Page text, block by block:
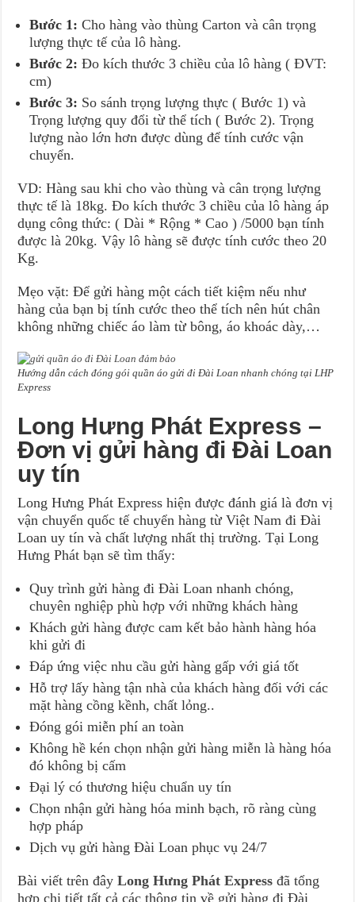
Bước 1: Cho hàng vào thùng Carton và cân trọng
lượng thực tế của lô hàng.
Bước 2: Đo kích thước 3 chiều của lô hàng ( ĐVT:
cm)
Bước 3: So sánh trọng lượng thực ( Bước 1) và
Trọng lượng quy đổi từ thể tích ( Bước 2). Trọng
lượng nào lớn hơn được dùng để tính cước vận
chuyển.
VD: Hàng sau khi cho vào thùng và cân trọng lượng
thực tế là 18kg. Đo kích thước 3 chiều của lô hàng áp
dụng công thức: ( Dài * Rộng * Cao ) /5000 bạn tính
được là 20kg. Vậy lô hàng sẽ được tính cước theo 20
Kg.
Mẹo vặt: Để gửi hàng một cách tiết kiệm nếu như
hàng của bạn bị tính cước theo thể tích nên hút chân
không những chiếc áo làm từ bông, áo khoác dày,…
Hướng dẫn cách đóng gói quần áo gửi đi Đài Loan nhanh chóng tại LHP
Express
Long Hưng Phát Express –
Đơn vị gửi hàng đi Đài Loan
uy tín
Long Hưng Phát Express hiện được đánh giá là đơn vị
vận chuyển quốc tế chuyển hàng từ Việt Nam đi Đài
Loan uy tín và chất lượng nhất thị trường. Tại Long
Hưng Phát bạn sẽ tìm thấy:
Quy trình gửi hàng đi Đài Loan nhanh chóng,
chuyên nghiệp phù hợp với những khách hàng
Khách gửi hàng được cam kết bảo hành hàng hóa
khi gửi đi
Đáp ứng việc nhu cầu gửi hàng gấp với giá tốt
Hỗ trợ lấy hàng tận nhà của khách hàng đối với các
mặt hàng cồng kềnh, chất lỏng..
Đóng gói miễn phí an toàn
Không hề kén chọn nhận gửi hàng miễn là hàng hóa
đó không bị cấm
Đại lý có thương hiệu chuẩn uy tín
Chọn nhận gửi hàng hóa minh bạch, rõ ràng cùng
hợp pháp
Dịch vụ gửi hàng Đài Loan phục vụ 24/7
Bài viết trên đâyLong Hưng Phát Express đã tổng
hợp chi tiết tất cả các thông tin về gửi hàng đi Đài